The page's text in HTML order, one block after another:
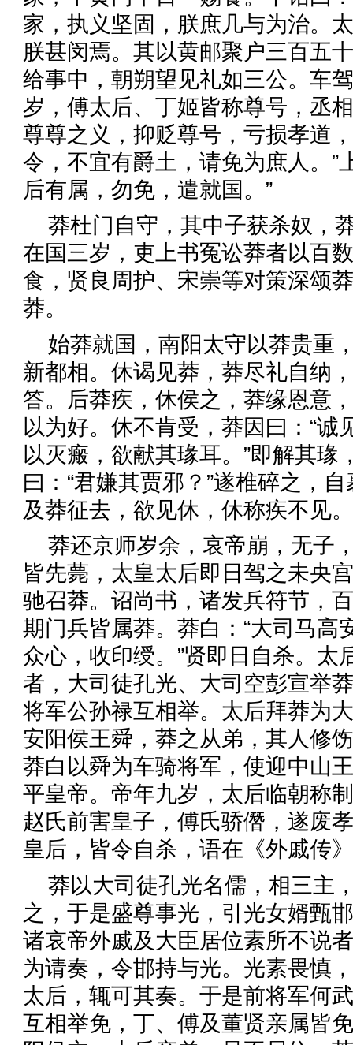
家，执义坚固，朕庶几与为治。
朕甚闵焉。其以黄邮聚户三百五
给事中，朝朔望见礼如三公。车
岁，傅太后、丁姬皆称尊号，丞
尊尊之义，抑贬尊号，亏损孝道
令，不宜有爵土，请免为庶人。”
后有属，勿免，遣就国。”
莽杜门自守，其中子获杀奴，
在国三岁，吏上书冤讼莽者以百
食，贤良周护、宋崇等对策深颂
莽。
始莽就国，南阳太守以莽贵重
新都相。休谒见莽，莽尽礼自纳
答。后莽疾，休侯之，莽缘恩意
以为好。休不肯受，莽因曰：“诚
以灭瘢，欲献其瑑耳。”即解其瑑
曰：“君嫌其贾邪？”遂椎碎之，
及莽征去，欲见休，休称疾
莽还京师岁余，哀帝崩，无子
皆先薨，太皇太后即日驾之未央
驰召莽。诏尚书，诸发兵符节，
期门兵皆属莽。莽白：“大司马高
众心，收印绶。”贤即日自杀。太
者，大司徒孔光、大司空彭宣举
将军公孙禄互相举。太后拜莽为
安阳侯王舜，莽之从弟，其人修
莽白以舜为车骑将军，使迎中山
平皇帝。帝年九岁，太后临朝称
赵氏前害皇子，傅氏骄僭，遂废
皇后，皆令自杀，语在《外
莽以大司徒孔光名儒，相三主
之，于是盛尊事光，引光女婿甄
诸哀帝外戚及大臣居位素所不说
为请奏，令邯持与光。光素畏慎
太后，辄可其奏。于是前将军何
互相举免，丁、傅及董贤亲属皆